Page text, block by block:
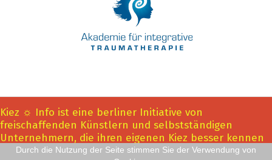
Durch die Nutzung der Seite stimmen Sie der Verwendung von
Kiez ☼ Info ist eine berliner Initiative von
freischaffenden Künstlern und selbstständigen
Unternehmern, die ihren eigenen Kiez besser kennen
lernen und vernetzen wollen. Inhaltlich